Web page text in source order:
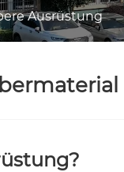
Ausrüstung